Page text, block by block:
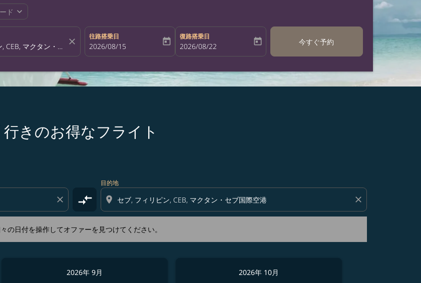
ド expand_more
close
往路搭乗日
fc-booking-departure-date-aria-label
2026/08/15 today
復路搭乗日
fc-booking-return-date-aria-label
2026/08/22 today 今すぐ予約
行きのお得なフライト
close compare_arrows
目的地
location_on close
日付を操作してオファーを見つけてください。
個々の日付を操作してオファーを見つけてください。
2026年 9月
2026年 10月